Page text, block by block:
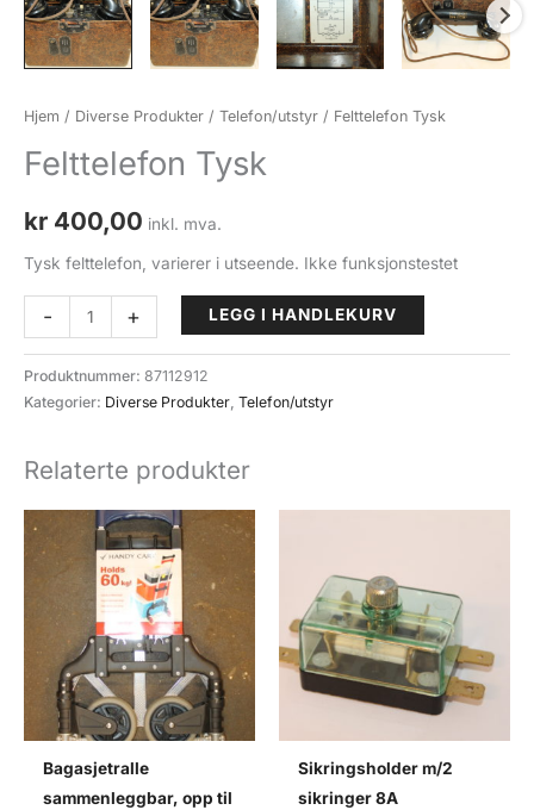
Hjem / Diverse Produkter / Telefon/utstyr / Felttelefon Tysk
Felttelefon Tysk
kr 400,00 inkl. mva.
Tysk felttelefon, varierer i utseende. Ikke funksjonstestet
-
Felttelefon
Tysk
antall
+ LEGG I HANDLEKURV
Produktnummer: 87112912
Kategorier: Diverse Produkter Telefon/utstyr
Relaterte produkter
Bagasjetralle
sammenleggbar, opp til
Sikringsholder m/2
sikringer 8A